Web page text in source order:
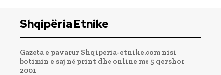
Shqipëria Etnike
Gazeta e pavarur Shqiperia-etnike.com nisi
botimin e saj në print dhe online me 5 qershor
2001.